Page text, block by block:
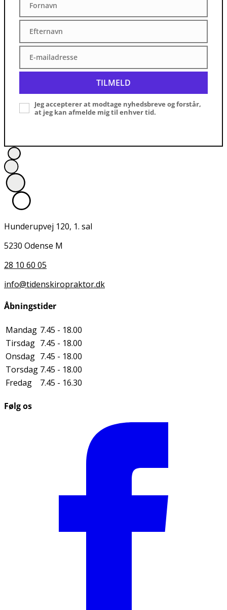
Fornavn
Fornavn
Efternavn
Efternavn
mailadresse
E-mailadresse
TILMELD
Jeg accepterer at modtage nyhedsbreve og forstår,
at jeg kan afmelde mig til enhver tid.
Hunderupvej 120, 1. sal
5230 Odense M
28 10 60 05
info@tidenskiropraktor.dk
Åbningstider
Mandag 7.45 - 18.00
Tirsdag 7.45 - 18.00
Onsdag 7.45 - 18.00
Torsdag 7.45 - 18.00
Fredag
7.45 - 16.30
Følg os